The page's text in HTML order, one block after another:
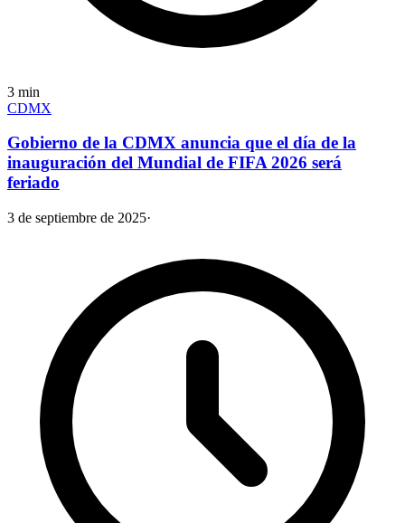
3 min
CDMX
Gobierno de la CDMX anuncia que el día de la
inauguración del Mundial de FIFA 2026 será
feriado
3 de septiembre de 2025·